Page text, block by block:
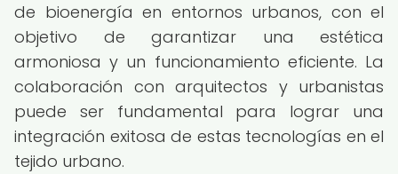
de bioenergía en entornos urbanos, con el
objetivo de garantizar una estética
armoniosa y un funcionamiento eficiente. La
colaboración con arquitectos y urbanistas
puede ser fundamental para lograr una
integración exitosa de estas tecnologías en el
tejido urbano.